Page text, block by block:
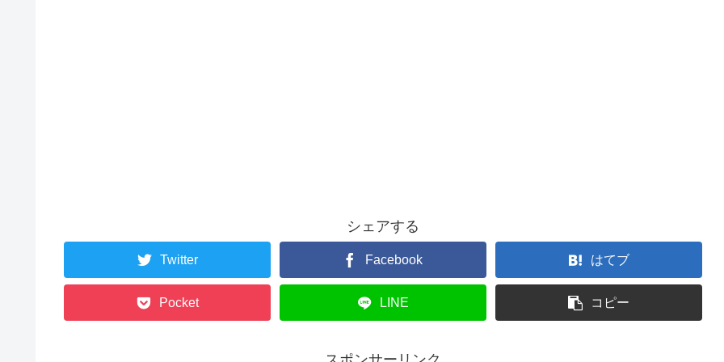
シェアする
Twitter Facebook はてブ
Pocket LINE コピー